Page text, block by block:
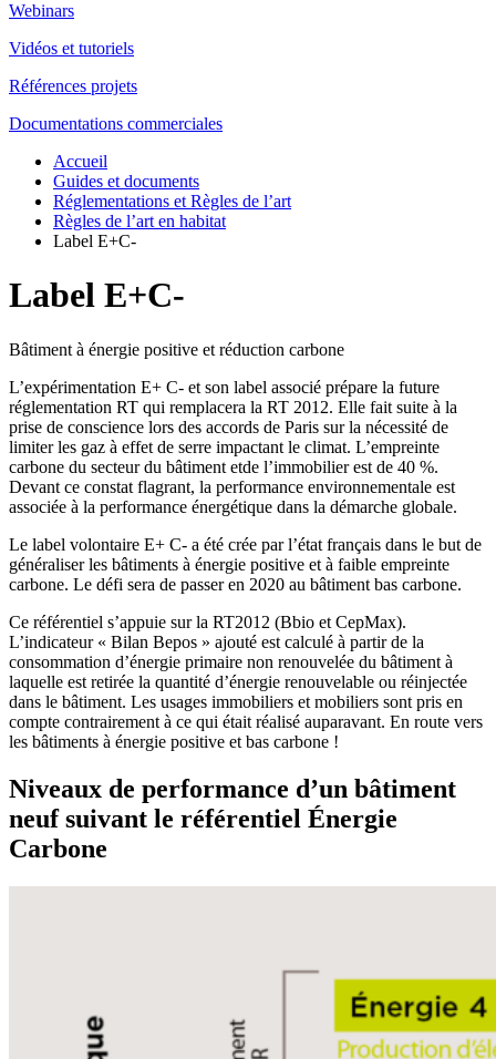
Webinars
Vidéos et tutoriels
Références projets
Documentations commerciales
Accueil
Guides et documents
Réglementations et Règles de l’art
Règles de l’art en habitat
Label E+C-
Label E+C-
Bâtiment à énergie positive et réduction carbone
L’expérimentation E+ C- et son label associé prépare la future
réglementation RT qui remplacera la RT 2012. Elle fait suite à la
prise de conscience lors des accords de Paris sur la nécessité de
limiter les gaz à effet de serre impactant le climat. L’empreinte
carbone du secteur du bâtiment etde l’immobilier est de 40 %.
Devant ce constat flagrant, la performance environnementale est
associée à la performance énergétique dans la démarche globale.
Le label volontaire E+ C- a été crée par l’état français dans le but de
généraliser les bâtiments à énergie positive et à faible empreinte
carbone. Le défi sera de passer en 2020 au bâtiment bas carbone.
Ce référentiel s’appuie sur la RT2012 (Bbio et CepMax).
L’indicateur « Bilan Bepos » ajouté est calculé à partir de la
consommation d’énergie primaire non renouvelée du bâtiment à
laquelle est retirée la quantité d’énergie renouvelable ou réinjectée
dans le bâtiment. Les usages immobiliers et mobiliers sont pris en
compte contrairement à ce qui était réalisé auparavant. En route vers
les bâtiments à énergie positive et bas carbone !
Niveaux de performance d’un bâtiment
neuf suivant le référentiel Énergie
Carbone